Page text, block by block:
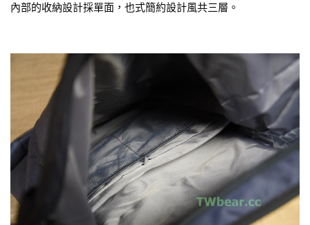
內部的收納設計採單面，也式簡約設計風共三層。